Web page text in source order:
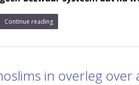
Continue reading
in overleg over